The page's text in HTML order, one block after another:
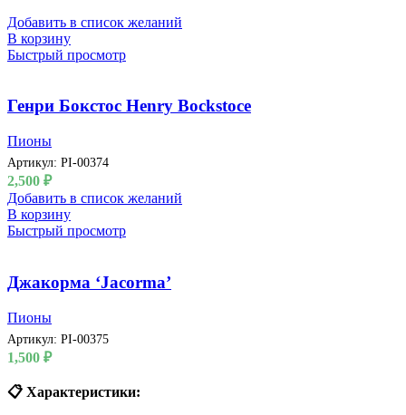
Добавить в список желаний
В корзину
Быстрый просмотр
Генри Бокстос Henry Bockstoce
Пионы
Артикул: PI-00374
2,500 ₽
Добавить в список желаний
В корзину
Быстрый просмотр
Джакорма ‘Jacorma’
Пионы
Артикул: PI-00375
1,500 ₽
📋 Характеристики: